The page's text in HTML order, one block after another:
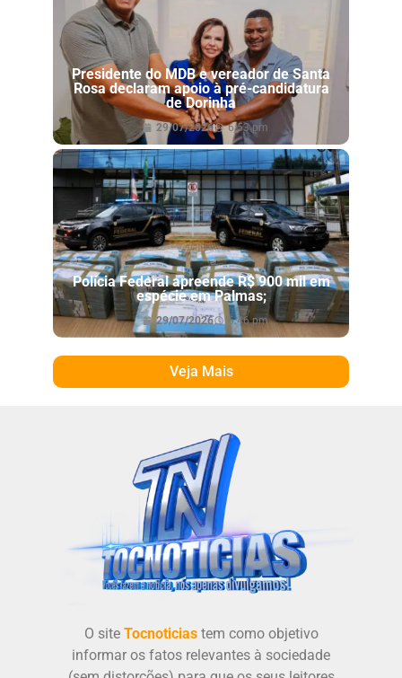
Presidente do MDB e vereador de Santa
Rosa declaram apoio à pré-candidatura
de Dorinha
29/07/2026 6:53 pm
Polícia Federal apreende R$ 900 mil em
espécie em Palmas;
29/07/2026 6:46 pm
Veja Mais
O site Tocnoticiastem como objetivo
informar os fatos relevantes à sociedade